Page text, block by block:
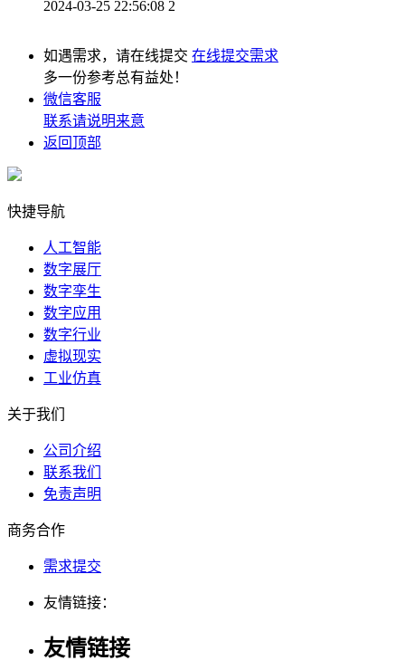
2024-03-25 22:56:08 2
如遇需求，请在线提交 在线提交需求
多一份参考总有益处！
微信客服
联系请说明来意
返回顶部
快捷导航
人工智能
数字展厅
数字孪生
数字应用
数字行业
虚拟现实
工业仿真
关于我们
公司介绍
联系我们
免责声明
商务合作
需求提交
友情链接：
友情链接